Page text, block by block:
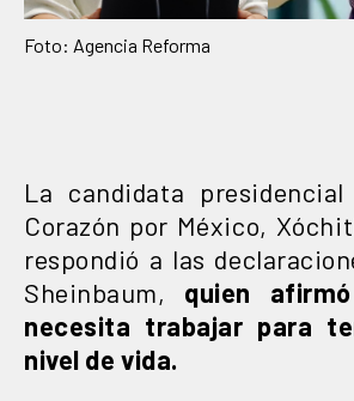
Foto: Agencia Reforma
La candidata
Corazón por México,
respondió a las
Sheinbaum, quien
necesita trabajar para
nivel de vida.